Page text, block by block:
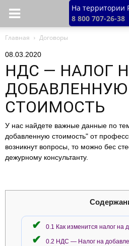
На территории
8 800 707-26-38
Главная Договоры
08.03.2020
НДС — НАЛОГ
ДОБАВЛЕННУЮ
СТОИМОСТЬ
У нас найдете важные данные по
добавленную стоимость" от
возникнут вопросы, то можно бес
дежурному консультанту.
0.1 Как изменится налог на
0.2 НДС — Налог на